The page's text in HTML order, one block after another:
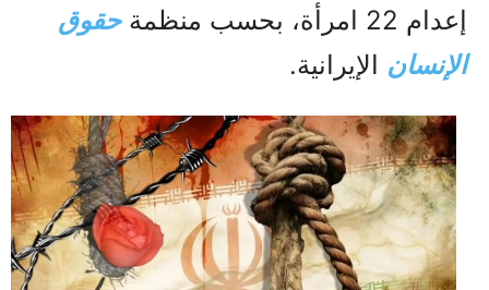
إعدام 22 امرأة، بحسب منظمة
حقوق
الإنسان الإيرانية.